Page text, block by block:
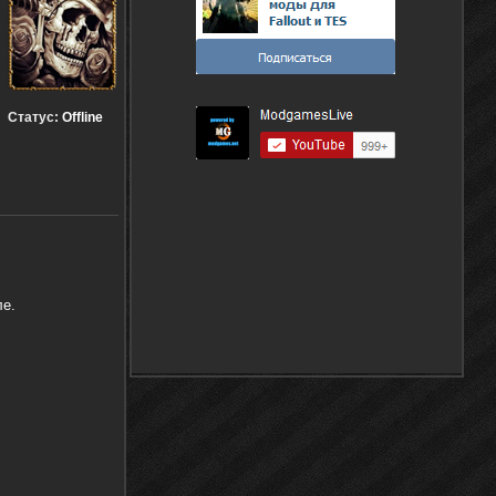
Статус: Offline